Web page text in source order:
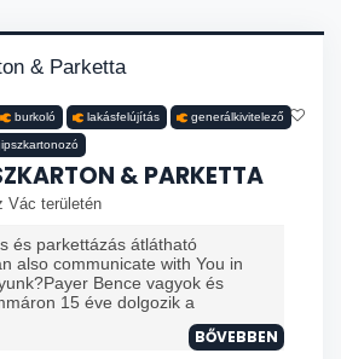
burkoló lakásfelújítás generálkivitelező
& PARKETTA
Vác területén
és parkettázás átlátható
also communicate with You in
Bence vagyok és
15 éve dolgozik a
BŐVEBBEN